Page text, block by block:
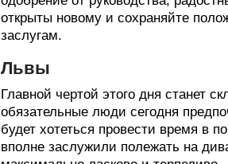
открыты новому и сохраняйте
заслугам.
Львы
Главной чертой этого дня станет
обязательные люди сегодня
будет хотеться провести время в
вполне заслужили полежать на